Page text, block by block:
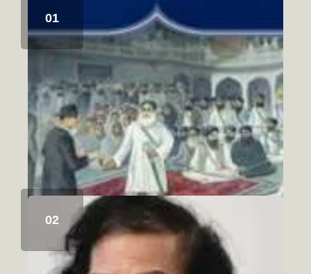
ਸਿੱਖ ਇਤਿਹਾਸ ਅਤੇ ਚਾਬੀਆਂ ਦਾ ਮੋਰਚਾ
August 6, 2026